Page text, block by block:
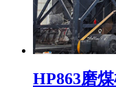
HP863磨